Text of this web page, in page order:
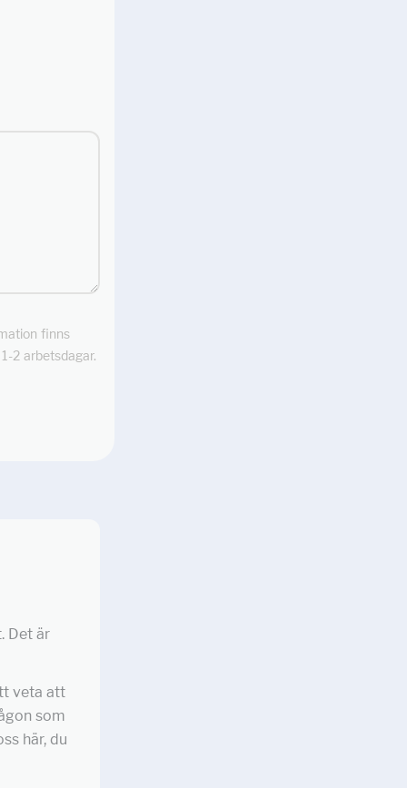
finns
2 arbetsdagar.
Det är
veta att
som
här, du